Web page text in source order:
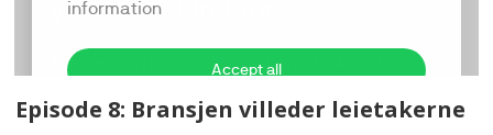
Episode 8: Bransjen villeder leietakerne